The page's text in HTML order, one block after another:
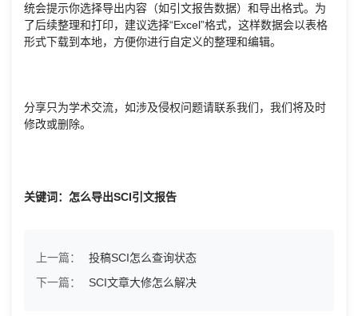
统会提示你选择导出内容（如引文报告数据）和导出格式。为
了后续整理和打印，建议选择“Excel”格式，这样数据会以表格
形式下载到本地，方便你进行自定义的整理和编辑。
分享只为学术交流，如涉及侵权问题请联系我们，我们将及时
修改或删除。
关键词：怎么导出SCI引文报告
上一篇：
投稿SCI怎么查询状态
下一篇：
SCI文章大修怎么解决